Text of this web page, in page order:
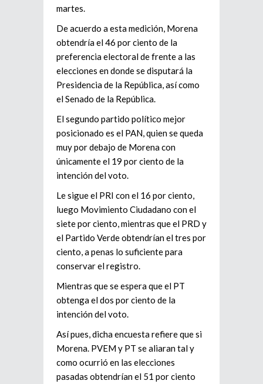
martes.
De acuerdo a esta medición, Morena
obtendría el 46 por ciento de la
preferencia electoral de frente a las
elecciones en donde se disputará la
Presidencia de la República, así como
el Senado de la República.
El segundo partido político mejor
posicionado es el PAN, quien se queda
muy por debajo de Morena con
únicamente el 19 por ciento de la
intención del voto.
Le sigue el PRI con el 16 por ciento,
luego Movimiento Ciudadano con el
siete por ciento, mientras que el PRD y
el Partido Verde obtendrían el tres por
ciento, a penas lo suficiente para
conservar el registro.
Mientras que se espera que el PT
obtenga el dos por ciento de la
intención del voto.
Así pues, dicha encuesta refiere que si
Morena. PVEM y PT se aliaran tal y
como ocurrió en las elecciones
pasadas obtendrían el 51 por ciento